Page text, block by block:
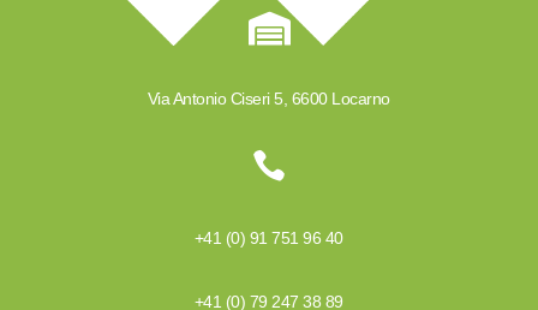

Via Antonio Ciseri 5, 6600 Locarno

+41 (0) 91 751 96 40
+41 (0) 79 247 38 89